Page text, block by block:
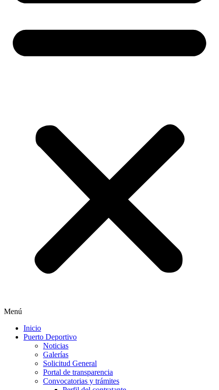
Menú
Inicio
Puerto Deportivo
Noticias
Galerías
Solicitud General
Portal de transparencia
Convocatorias y trámites